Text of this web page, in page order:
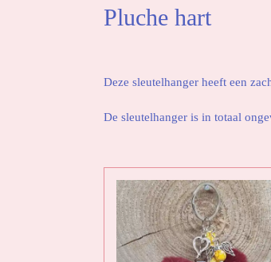
Pluche hart
Deze sleutelhanger heeft een
De sleutelhanger is in totaal